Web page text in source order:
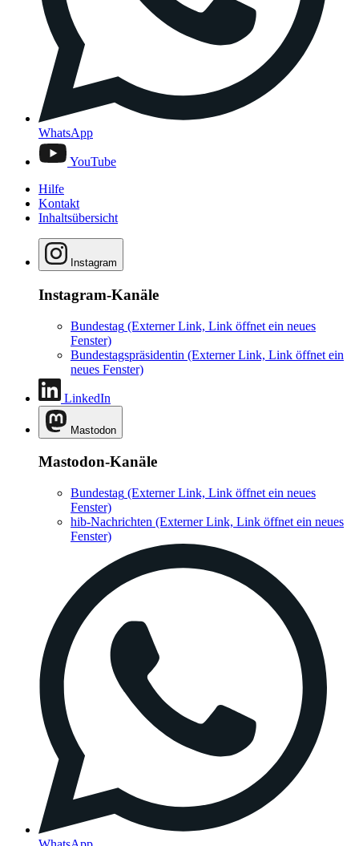
WhatsApp
YouTube
Hilfe
Kontakt
Inhaltsübersicht
Instagram
Instagram-Kanäle
Bundestag (Externer Link, Link öffnet ein neues
Fenster)
Bundestagspräsidentin (Externer Link, Link öffnet ein
neues Fenster)
LinkedIn
Mastodon
Mastodon-Kanäle
Bundestag (Externer Link, Link öffnet ein neues
Fenster)
hib-Nachrichten (Externer Link, Link öffnet ein neues
Fenster)